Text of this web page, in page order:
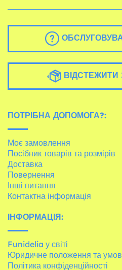
ВІДСТЕЖИТИ
ПОТРІБНА ДОПОМОГА?:
Моє замовлення
Посібник товарів та розмірів
Доставка
Повернення
Інші питання
Контактна інформація
ІНФОРМАЦІЯ:
Funidelia у світі
Юридичне положення та
Політика конфіденційності